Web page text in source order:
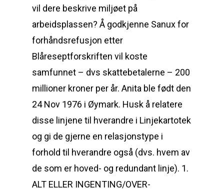
vil dere beskrive miljøet på
arbeidsplassen? Å godkjenne Sanux for
forhåndsrefusjon etter
Blåreseptforskriften vil koste
samfunnet – dvs skattebetalerne – 200
millioner kroner per år. Anita ble født den
24 Nov 1976 i Øymark. Husk å relatere
disse linjene til hverandre i Linjekartotek
og gi de gjerne en relasjonstype i
forhold til hverandre også (dvs. hvem av
de som er hoved- og redundant linje). 1.
ALT ELLER INGENTING/OVER-